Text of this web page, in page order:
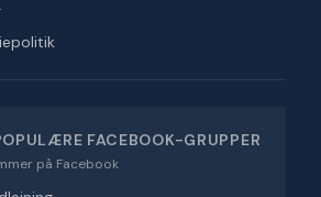
FACEBOOK-GRUPPER
på Facebook